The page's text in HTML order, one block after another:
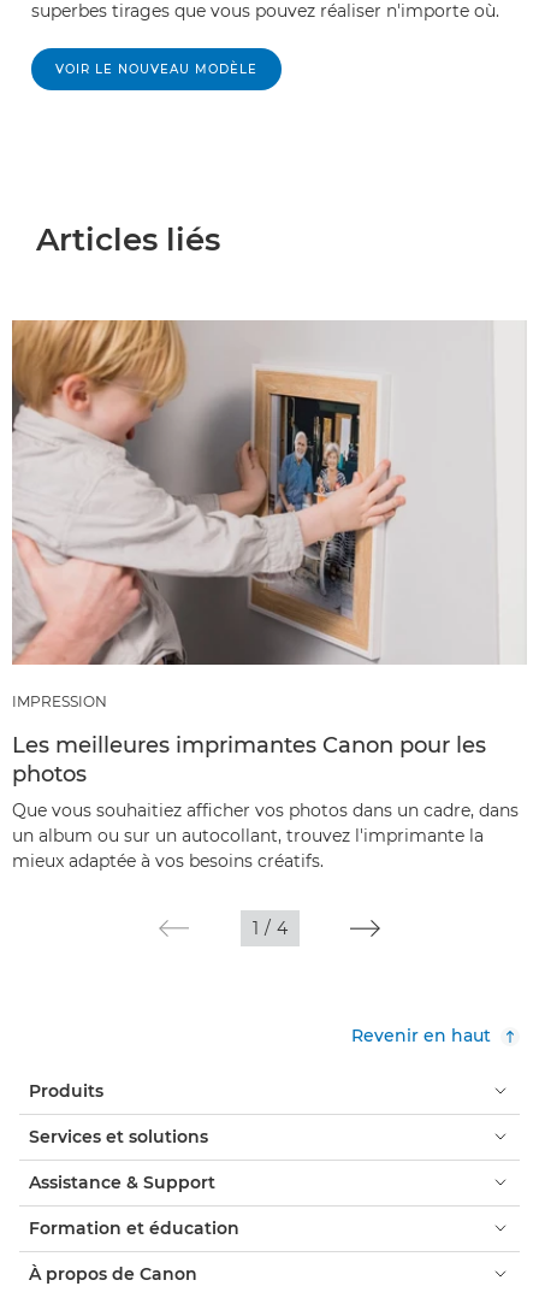
superbes tirages que vous pouvez réaliser n'importe où.
VOIR LE NOUVEAU MODÈLE
Articles liés
IMPRESSION
Les meilleures imprimantes Canon pour les
photos
Que vous souhaitiez afficher vos photos dans un cadre, dans
un album ou sur un autocollant, trouvez l'imprimante la
mieux adaptée à vos besoins créatifs.
1 / 4
Revenir en haut
Produits
Services et solutions
Assistance & Support
Formation et éducation
À propos de Canon